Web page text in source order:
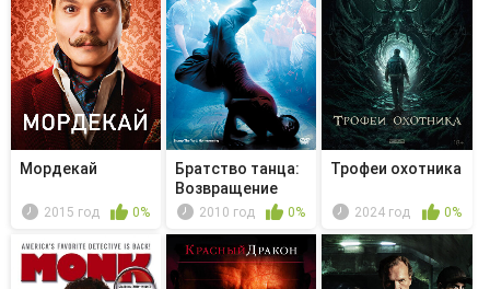
Мордекай
2015 год 0%
Братство танца:
Возвращение
домой2010 год 0%
Трофеи охотника
2024 год 0%